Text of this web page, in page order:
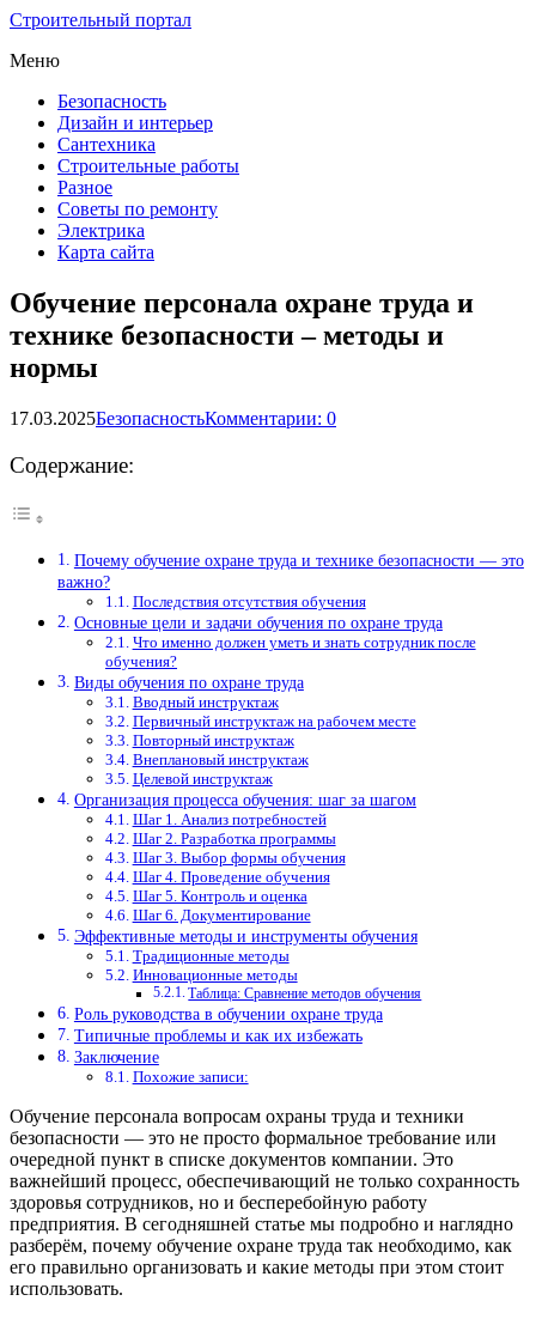
Строительный портал
Меню
Безопасность
Дизайн и интерьер
Сантехника
Строительные работы
Разное
Советы по ремонту
Электрика
Карта сайта
Обучение персонала охране труда и
технике безопасности – методы и
нормы
17.03.2025БезопасностьКомментарии: 0
Содержание:
Почему обучение охране труда и технике безопасности — это
важно?
Последствия отсутствия обучения
Основные цели и задачи обучения по охране труда
Что именно должен уметь и знать сотрудник после
обучения?
Виды обучения по охране труда
Вводный инструктаж
Первичный инструктаж на рабочем месте
Повторный инструктаж
Внеплановый инструктаж
Целевой инструктаж
Организация процесса обучения: шаг за шагом
Шаг 1. Анализ потребностей
Шаг 2. Разработка программы
Шаг 3. Выбор формы обучения
Шаг 4. Проведение обучения
Шаг 5. Контроль и оценка
Шаг 6. Документирование
Эффективные методы и инструменты обучения
Традиционные методы
Инновационные методы
Таблица: Сравнение методов обучения
Роль руководства в обучении охране труда
Типичные проблемы и как их избежать
Заключение
Похожие записи:
Обучение персонала вопросам охраны труда и техники
безопасности — это не просто формальное требование или
очередной пункт в списке документов компании. Это
важнейший процесс, обеспечивающий не только сохранность
здоровья сотрудников, но и бесперебойную работу
предприятия. В сегодняшней статье мы подробно и наглядно
разберём, почему обучение охране труда так необходимо, как
его правильно организовать и какие методы при этом стоит
использовать.